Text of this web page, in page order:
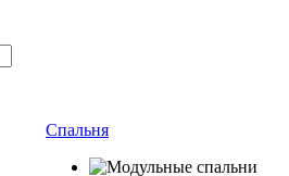
Спальня